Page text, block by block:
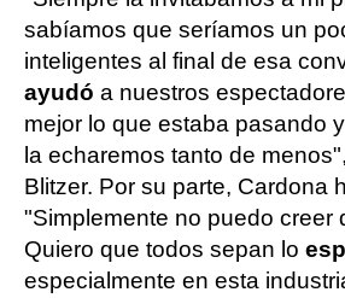
sabíamos que seríamos un
inteligentes al final de esa
ayudó a nuestros
mejor lo que estaba pasando
la echaremos tanto de
Blitzer. Por su parte, Cardona
"Simplemente no puedo creer
Quiero que todos sepan lo
especialmente en esta